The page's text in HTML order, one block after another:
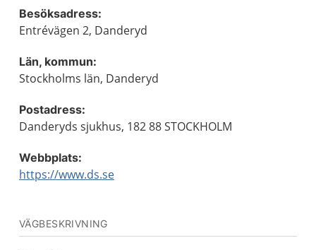
Besöksadress:
Entrévägen 2, Danderyd
Län, kommun:
Stockholms län, Danderyd
Postadress:
Danderyds sjukhus, 182 88 STOCKHOLM
Webbplats:
https://www.ds.se
VÄGBESKRIVNING